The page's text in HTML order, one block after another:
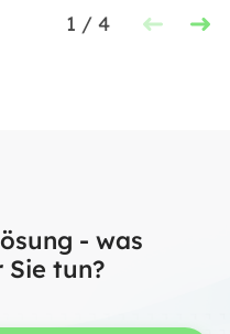
1 / 4
- was
tun?